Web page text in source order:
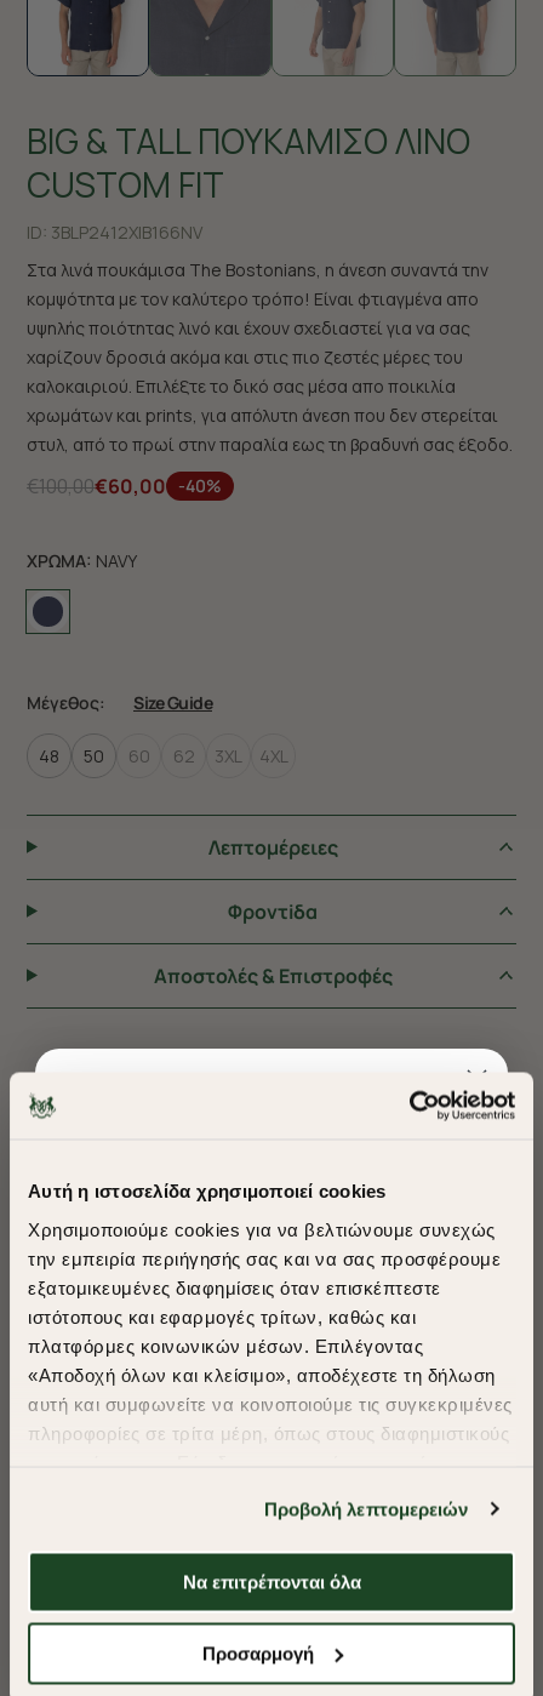
Αυτή η ιστοσελίδα χρησιμοποιεί cookies
Χρησιμοποιούμε cookies για να βελτιώνουμε συνεχώς
την εμπειρία περιήγησής σας και να σας προσφέρουμε
εξατομικευμένες διαφημίσεις όταν επισκέπτεστε
ιστότοπους και εφαρμογές τρίτων, καθώς και
πλατφόρμες κοινωνικών μέσων. Επιλέγοντας
«Αποδοχή όλων και κλείσιμο», αποδέχεστε τη δήλωση
αυτή και συμφωνείτε να κοινοποιούμε τις συγκεκριμένες
πληροφορίες σε τρίτα μέρη, όπως στους διαφημιστικούς
απαιτούμενα cookies» και θα περιοριστούμε
στα cookies και τις τεχνολογίες που είναι απολύτως
απαραίτητα για την ασφαλή απόδοση και
λειτουργικότητα της ιστοσελίδας μας. Ωστόσο, λάβετε
θα μπορούμε να συλλέξουμε πληροφορίες που θα
Προβολή λεπτομερειών
Να επιτρέπονται όλα
Προσαρμογή
BIG & TALL ΠΟΥΚΑΜΙΣΟ ΛΙΝΟ
CUSTOM FIT
ID: 3BLP2412X|B166NV
Στα λινά πουκάμισα The Bostonians, η άνεση συναντά την
κομψότητα με τον καλύτερο τρόπο! Είναι φτιαγμένα απο
υψηλής ποιότητας λινό και έχουν σχεδιαστεί για να σας
χαρίζουν δροσιά ακόμα και στις πιο ζεστές μέρες του
καλοκαιριού. Επιλέξτε το δικό σας μέσα απο ποικιλία
χρωμάτων και prints, για απόλυτη άνεση που δεν στερείται
στυλ, από το πρωί στην παραλία εως τη βραδυνή σας έξοδο.
€100,00€60,00 -40%
ΧΡΩΜΑ: NAVY
Μέγεθος: Size Guide
48 50 60 62 3XL 4XL
Λεπτομέρειες
Φροντiδα
Αποστολές & Επιστροφές
ΠΡΟΤΕΙΝΟΥΜΕ ΓΙΑ ΕΣΑΣ
ΠΟΥΚΑΜΙΣΟ FIL A FIL REGULAR FIT
​
A Season of Style
SUMMER SALE
Shop Now